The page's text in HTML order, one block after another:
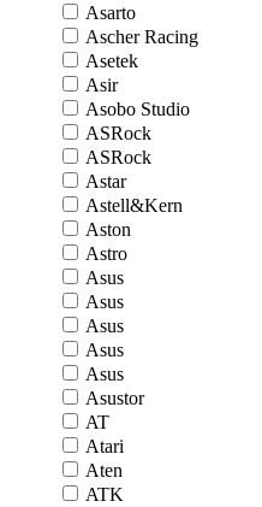
Asarto
Ascher Racing
Asetek
Asir
Asobo Studio
ASRock
ASRock
Astar
Astell&Kern
Aston
Astro
Asus
Asus
Asus
Asus
Asus
Asustor
AT
Atari
Aten
ATK